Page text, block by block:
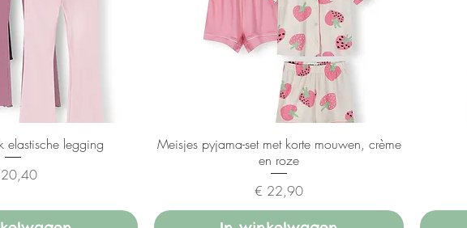
elastische legging
Meisjes pyjama-set met korte mouwen, crème
en roze
Prijs
€ 22,90